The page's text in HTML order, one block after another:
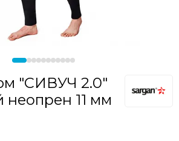
плавания в холодной воде
"СИВУЧ 2.0"
неопрен 11 мм